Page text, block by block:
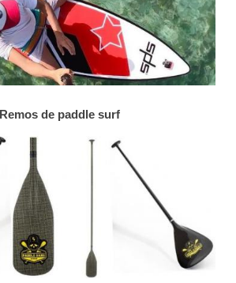
Remos de paddle surf